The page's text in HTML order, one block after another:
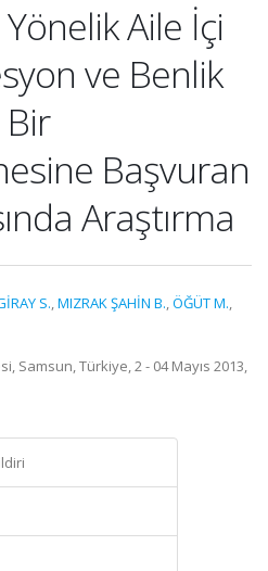
Aile İçi
ve Benlik
Bir
Başvuran
Araştırma
S.,MIZRAK ŞAHİN B.,ÖĞÜT M.,
Samsun, Türkiye, 2 - 04 Mayıs 2013,